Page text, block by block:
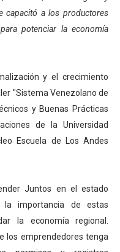
Semana Mundial de la
2026" brinda
clubes deportivos
en Mérida con
del OAN para la
capacitó a los productores
potenciar la economía
y el crecimiento
"Sistema Venezolano de
y Buenas Prácticas
de la Universidad
Escuela de Los Andes
Juntos en el estado
la importancia de estas
la economía regional.
los emprendedores tenga